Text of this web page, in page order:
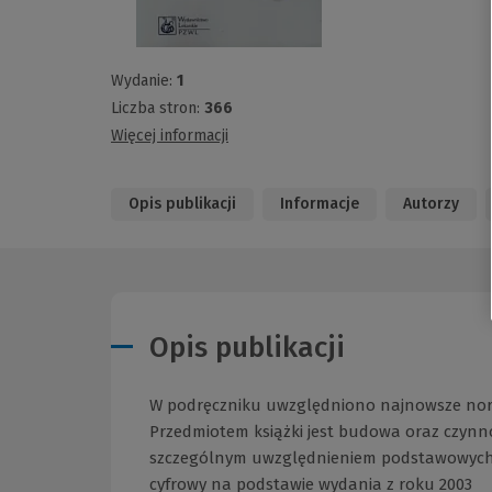
Wydanie: 1
Liczba stron: 366
Więcej informacji
Opis publikacji Informacje Autorzy
Opis publikacji
W podręczniku uwzględniono najnowsze
Przedmiotem książki jest budowa oraz
szczególnym uwzględnieniem
cyfrowy na podstawie wydania z roku 2003